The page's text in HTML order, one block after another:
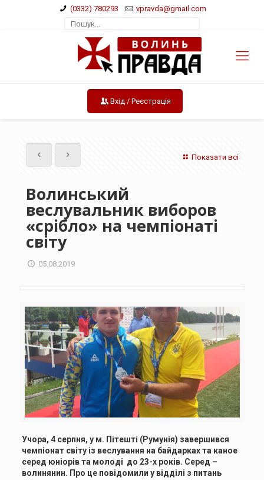
(0332) 780293 vpravda@gmail.com
Вхід / Реєстрація
Показати всі
Волинський
веслувальник виборов
«срібло» на чемпіонаті
світу
05.08.2019
Учора, 4 серпня, у м. Пітешті (Румунія) завершився
чемпіонат світу із веслування на байдарках та каное
серед юніорів та молоді до 23-х років. Серед –
волинянин. Про це повідомили у відділі з питань